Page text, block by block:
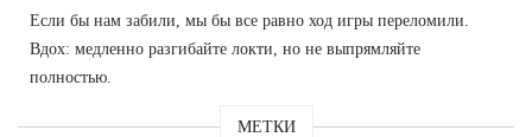
Если бы нам забили, мы бы все равно ход игры переломили.
Вдох: медленно разгибайте локти, но не выпрямляйте
полностью.
МЕТКИ